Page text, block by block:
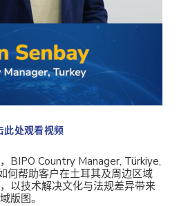
此处观看视频
BIPO Country Manager, Türkiye,
何帮助客户在土耳其及周边区域
以技术解决文化与法规差异带来
版图。